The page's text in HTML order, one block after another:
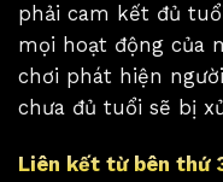
phải cam kết đủ
mọi hoạt động của
chơi phát hiện
chưa đủ tuổi sẽ bị
Liên kết từ bên thứ